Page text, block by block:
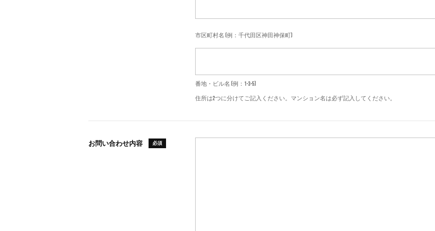
市区町村名 (例：千代田区神田神保町)
番地・ビル名 (例：1-3-5)
住所は2つに分けてご記入ください。マンション名は必ず記入してください。
お問い合わせ内容 必須